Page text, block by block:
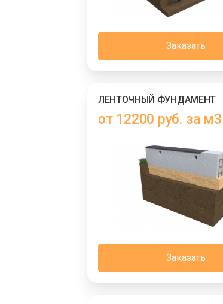
Заказать
ЛЕНТОЧНЫЙ ФУНДАМЕНТ
от 12200 руб. за м3
Заказать